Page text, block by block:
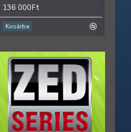
Mahagoni 17 hangos Nap
Mintás Kalimba
9 990Ft 11 500Ft
Kosárba
136 000Ft
Kosárba